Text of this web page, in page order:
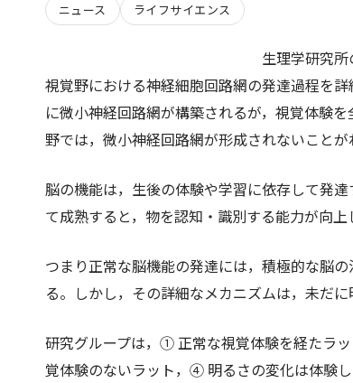
ニュース ライフサイエンス
生理学研究
視覚野における神経細胞回路網の発達過程を
に微小神経回路網が構築されるが，視覚体験
野では，微小神経回路網が形成されないことが
脳の機能は，生後の体験や学習に依存して発
て成熟すると，物を認知・識別する能力が向
つまり正常な脳機能の発達には，積極的な脳
る。しかし，その詳細なメカニズムは，未だに
研究グループは，① 正常な視覚体験を経たラ
覚体験のないラット，④ 明るさの変化は体験